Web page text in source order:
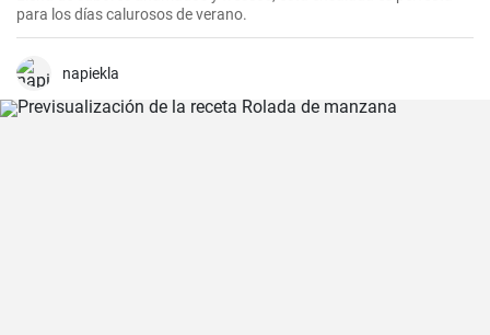
para los días calurosos de verano.
napiekla